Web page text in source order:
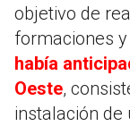
objetivo de
formaciones
había
Oeste,
instalación de